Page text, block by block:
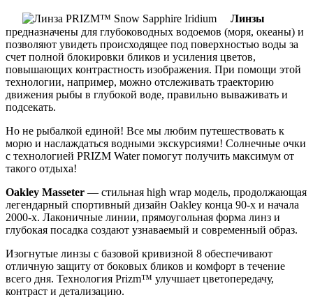
Линзы
предназначены для глубоководных водоемов (моря, океаны) и
позволяют увидеть происходящее под поверхностью воды за
счет полной блокировки бликов и усиления цветов,
повышающих контрастность изображения. При помощи этой
технологии, например, можно отслеживать траекторию
движения рыбы в глубокой воде, правильно вываживать и
подсекать.
Но не рыбалкой единой! Все мы любим путешествовать к
морю и наслаждаться водными экскурсиями! Солнечные очки
с технологией PRIZM Water помогут получить максимум от
такого отдыха!
Oakley Masseter — стильная high wrap модель, продолжающая
легендарный спортивный дизайн Oakley конца 90-х и начала
2000-х. Лаконичные линии, прямоугольная форма линз и
глубокая посадка создают узнаваемый и современный образ.
Изогнутые линзы с базовой кривизной 8 обеспечивают
отличную защиту от боковых бликов и комфорт в течение
всего дня. Технология Prizm™ улучшает цветопередачу,
контраст и детализацию.